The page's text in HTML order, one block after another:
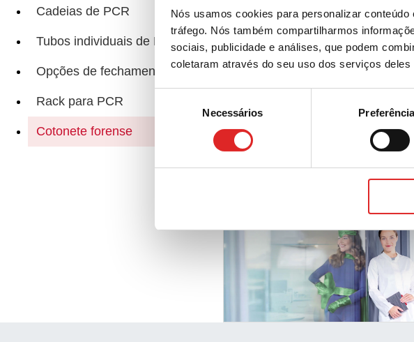
Nós usamos cookies para personalizar
tráfego. Nós também compartilharmos
sociais, publicidade e análises, que podem
coletaram através do seu uso dos serviços deles
consentimento
Necessários
Cadeias de PCR
Tubos individuais de PCR
Opções de fechamento
Rack para PCR
Cotonete forense